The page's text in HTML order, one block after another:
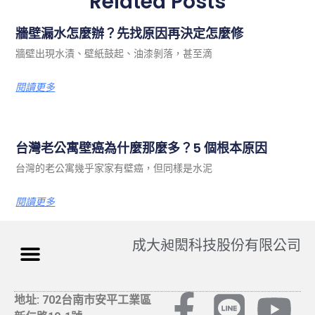
牆壁漏水怎麼辦？先找原因再決定怎麼修
牆壁出現水漬、壁紙鼓起、油漆剝落，甚至滴
閱讀更多
台灣老公寓壁癌為什麼那麼多？5 個根本原因
台灣的老公寓幾乎家家有壁癌，但同樣是水泥
閱讀更多
成大昶閎科技股份有限公司
地址: 702台南市安平工業區